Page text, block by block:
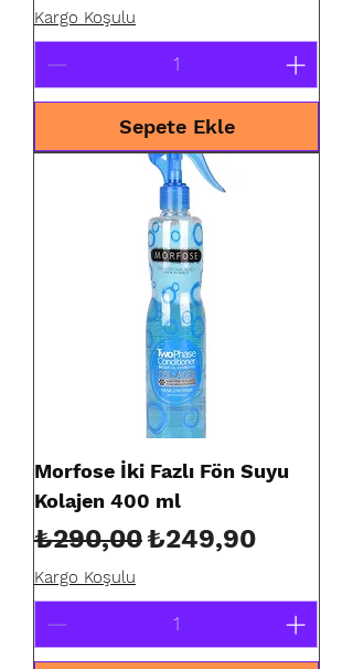
Kargo Koşulu
Sepete Ekle
Morfose İki Fazlı Fön Suyu
Kolajen 400 ml
Normal Fiyat
₺290,00İndirimli Fiyat
₺249,90
Kargo Koşulu